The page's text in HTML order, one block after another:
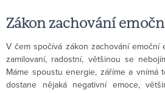
Zákon zachování
V čem spočívá zákon zachování emoční
zamilovaní, radostní, většinou se
Máme spoustu energie, záříme a vnímá
dostane nějaká negativní emoce,